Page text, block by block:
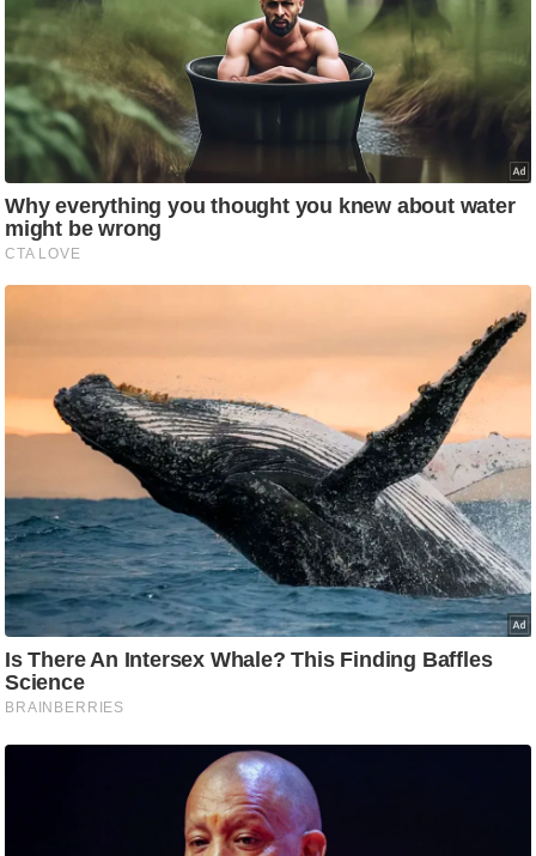
/
फै
श
न
घ
रे
लू
नु
न
स्थ
फि
ट
ने
स
मं
त्रा
रि